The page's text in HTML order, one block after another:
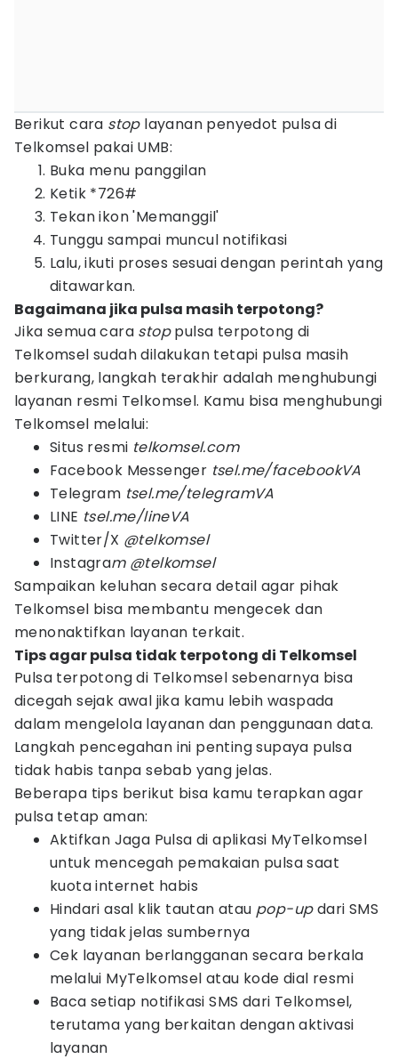
Berikut cara stoplayanan penyedot pulsa di
Telkomsel pakai UMB:
Buka menu panggilan
Ketik *726#
Tekan ikon 'Memanggil'
Tunggu sampai muncul notifikasi
Lalu, ikuti proses sesuai dengan perintah yang
ditawarkan.
Bagaimana jika pulsa masih terpotong?
Jika semua cara stoppulsa terpotong di
Telkomsel sudah dilakukan tetapi pulsa masih
berkurang, langkah terakhir adalah menghubungi
layanan resmi Telkomsel. Kamu bisa menghubungi
Telkomsel melalui:
Situs resmi telkomsel.com
Facebook Messenger tsel.me/facebookVA
Telegram tsel.me/telegramVA
LINE tsel.me/lineVA
Twitter/X @telkomsel
Instagram @telkomsel
Sampaikan keluhan secara detail agar pihak
Telkomsel bisa membantu mengecek dan
menonaktifkan layanan terkait.
Tips agar pulsa tidak terpotong di Telkomsel
Pulsa terpotong di Telkomsel sebenarnya bisa
dicegah sejak awal jika kamu lebih waspada
dalam mengelola layanan dan penggunaan data.
Langkah pencegahan ini penting supaya pulsa
tidak habis tanpa sebab yang jelas.
Beberapa tips berikut bisa kamu terapkan agar
pulsa tetap aman:
Aktifkan Jaga Pulsa di aplikasi MyTelkomsel
untuk mencegah pemakaian pulsa saat
kuota internet habis
Hindari asal klik tautan atau pop-updari SMS
yang tidak jelas sumbernya
Cek layanan berlangganan secara berkala
melalui MyTelkomsel atau kode dial resmi
Baca setiap notifikasi SMS dari Telkomsel,
terutama yang berkaitan dengan aktivasi
layanan